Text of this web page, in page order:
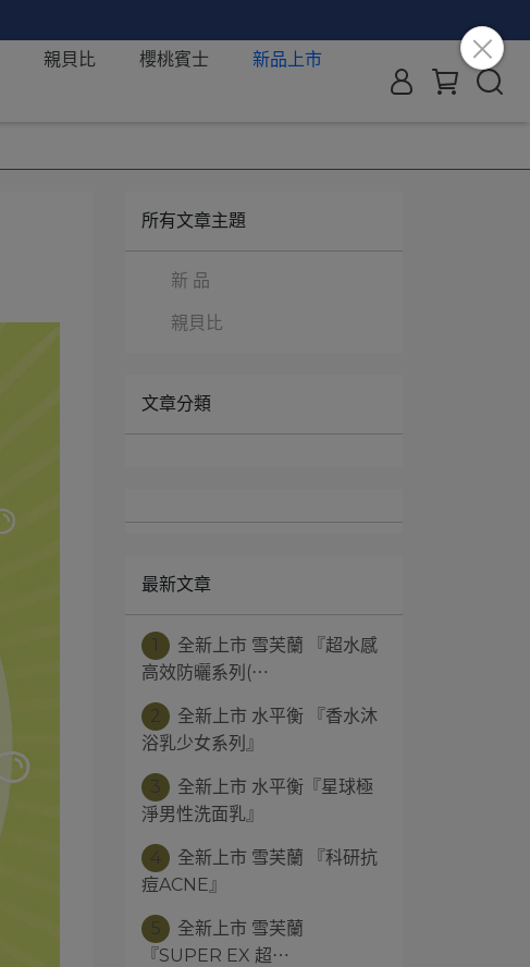
親貝比 櫻桃賓士
新品上市
所有文章主題
新 品
親貝比
文章分類
最新文章
全新上市 雪芙蘭 『超水感
高效防曬系列(⋯
全新上市 水平衡 『香水沐
浴乳少女系列』
全新上市 水平衡『星球極
淨男性洗面乳』
全新上市 雪芙蘭 『科研抗
痘ACNE』
全新上市 雪芙蘭
『SUPER EX 超⋯